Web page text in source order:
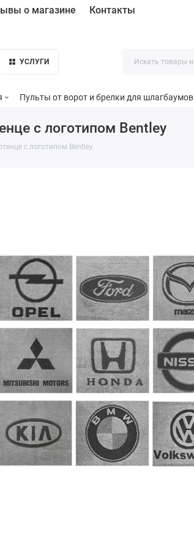
о магазине
Контакты
УСЛУГИ
Пульты от ворот и брелки для шлагбаумов
с логотипом Bentley
с логотипом Bentley